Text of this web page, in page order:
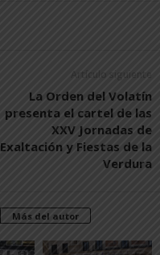
Artículo siguiente
La Orden del Volatín
presenta el cartel de las
XXV Jornadas de
Exaltación y Fiestas de la
Verdura
Más del autor